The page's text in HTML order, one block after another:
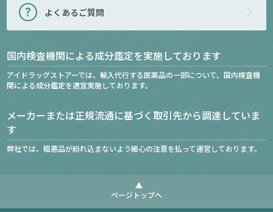
よくあるご質問
国内検査機関による成分鑑定を実施しております
アイドラッグストアーでは、輸入代行する医薬品の一部について、国内検査機
関による成分鑑定を適宜実施しております。
メーカーまたは正規流通に基づく取引先から調達していま
す
弊社では、粗悪品が紛れ込まないよう細心の注意を払って運営しております。
ページトップへ